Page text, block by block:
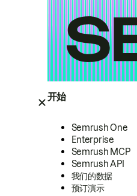
开始
Semrush One
Enterprise
Semrush MCP
Semrush API
我们的数据
预订演示